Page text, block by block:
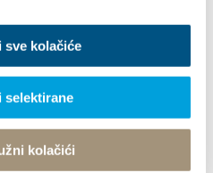
sve kolačiće
selektirane
kolačići
Štafilić